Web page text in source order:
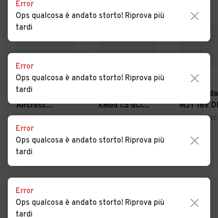
€ 11.490
Citroen C3
Aircross
BlueHDi 110
S&S Shine Pack
€ 4.990
XMod 1.5 dCi
110CV Race
€ 4.900
Fiat
MJT 16V
Classic
Botricello
Cerca altri risultati
Error
Ops qualcosa è andato storto! Riprova più
tardi
Error
Ops qualcosa è andato storto! Riprova più
tardi
Error
Ops qualcosa è andato storto! Riprova più
tardi
Error
Ops qualcosa è andato storto! Riprova più
tardi